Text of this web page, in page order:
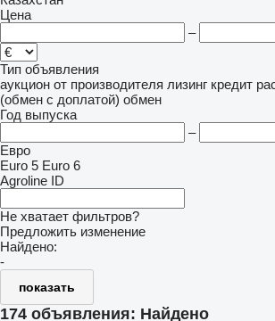
Цена
–
Тип объявления
аукцион от производителя лизинг кредит
(обмен с доплатой) обмен
Год выпуска
–
Евро
Euro 5 Euro 6
Agroline ID
Не хватает фильтров?
Предложить изменение
Найдено:
-
показать
174 объявления: Найдено